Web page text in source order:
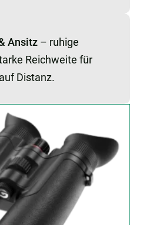
Ansitz – ruhige
Reichweite für
Distanz.